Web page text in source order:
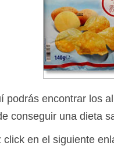
podrás encontrar los
conseguir una dieta
click en el siguiente